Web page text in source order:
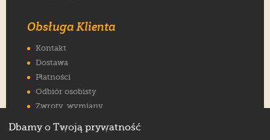
Obsługa Klienta
Kontakt
Dostawa
Płatności
Odbiór osobisty
Zwroty, wymiany
Jak wybrać rozmiar
Dbamy o Twoją prywatność